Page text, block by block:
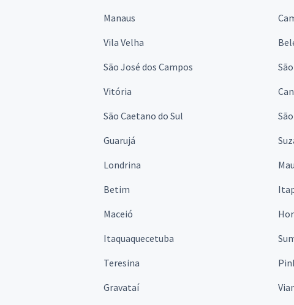
Manaus
Vila Velha
São José dos Campos
Vitória
São Caetano do Sul
Guarujá
Londrina
Betim
Maceió
Itaquaquecetuba
Teresina
Gravataí